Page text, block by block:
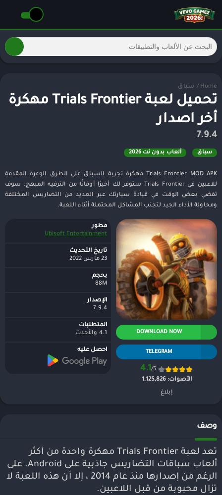
Home
/ سباق
تحميل لعبة Trials Frontier مهكرة
أخر اصدار
7.9.4
سباق ألعاب بدون نت 2026
Trials Frontier MOD APK مهكرة تجربة السباق على الطرق الوعرة المقدمة
للاعبين في Trials Frontier ستوفر لك أخيرًا أوقاتًا من الترفيه المبهج. سوف
تقضي بعض الوقت في قيادة سيارتك عبر العديد من التضاريس المختلفة
ومحاولة الأداء الجيد لتجنب المشاكل المحتملة أثناء اللعبة.
DOWNLOAD NOW
TELEGRAM
4.1/5
الأصوات:1,125,826
إبلاغ
مطور
Ubisoft Entertainment
تاريخ التحديث
23 مارس 2022
بحجم
88M
الإصدار
7.9.4
المتطلبات
4.1 والأحدث
احصل عليه
وصف
تعد لعبة Trials Frontier مهكرة واحدة من أكثر
ألعاب سباقات التضاريس جاذبية على Android. على
الرغم من إصدارها منذ عام 2014 ، إلا أن هذه اللعبة لا
تزال محبوبة من قبل اللاعبين.